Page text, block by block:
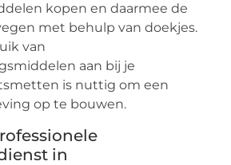
kopen en daarmee de
met behulp van doekjes.
van
aan bij je
is nuttig om een
op te bouwen.
in